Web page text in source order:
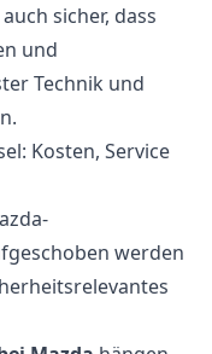
sicher, dass
und
Technik und
Kosten, Service
werden